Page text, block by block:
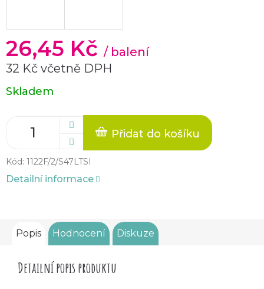
26,45 Kč / balení
32 Kč včetně DPH
Měrná
cena:
Skladem
Přidat do košíku
Kód: 1122F/2/S47LTSI
Detailní informace
Popis Hodnocení Diskuze
Detailní popis produktu